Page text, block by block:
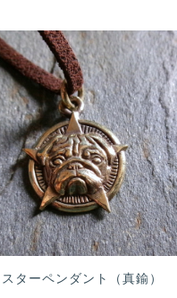
ターペンダント（真鍮）